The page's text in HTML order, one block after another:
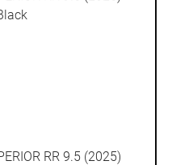
RR 9.5 (2025)